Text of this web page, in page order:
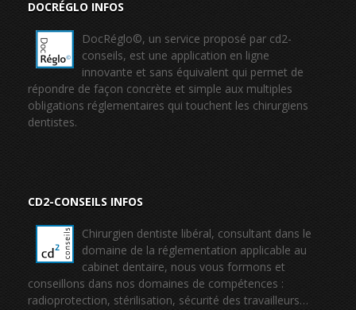
DOCRÉGLO INFOS
DocRéglo©, un service proposé par cd2-
conseils, est une application en ligne
innovante et sans équivalent qui permet de
répondre de façon concrète et simple aux multiples
obligations réglementaires qui touchent les chirurgiens
dentistes.
CD2-CONSEILS INFOS
Chirurgien dentiste libéral, consultant dans le
domaine de la réglementation applicable au
cabinet dentaire, nous vous formons et
conseillons dans nos domaines de compétences :
radioprotection, stérilisation, sécurité des travailleurs…